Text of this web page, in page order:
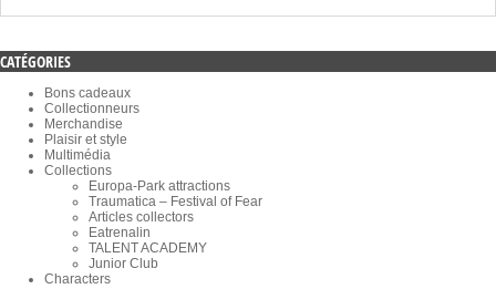
CATÉGORIES
Bons cadeaux
Collectionneurs
Merchandise
Plaisir et style
Multimédia
Collections
Europa-Park attractions
Traumatica – Festival of Fear
Articles collectors
Eatrenalin
TALENT ACADEMY
Junior Club
Characters